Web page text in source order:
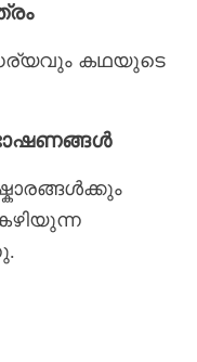
കഥയുടെ